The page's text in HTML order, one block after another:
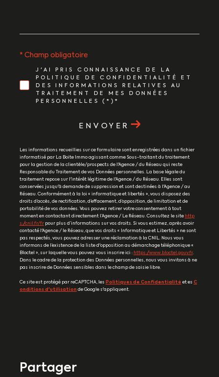
J'AI PRIS CONNAISSANCE DE LA
POLITIQUE DE CONFIDENTIALITÉ ET
DES INFORMATIONS RELATIVES AU
TRAITEMENT DE MES DONNÉES
PERSONNELLES (*)*
* Champ obligatoire
ENVOYER
Les informations recueillies sur ce formulaire sont enregistrées dans un fichier
informatisé par La Boite Immo agissant comme Sous-traitant du traitement
pour la gestion de la clientèle/prospects de l'Agence / du Réseau qui reste
Responsable du Traitement de vos Données personnelles. La base légale du
traitement repose sur l'intérêt légitime de l'Agence / du Réseau. Elles sont
conservées jusqu'à demande de suppression et sont destinées à l'Agence / au
Réseau. Conformément à la loi « informatique et libertés », vous disposez des
droits d’accès, de rectification, d’effacement, d’opposition, de limitation et de
portabilité de vos données. Vous pouvez retirer votre consentement à tout
moment en contactant directement l’Agence / Le Réseau. Consultez le site http
s://cnil.fr/fr pour plus d’informations sur vos droits. Si vous estimez, après avoir
contacté l'Agence / le Réseau, que vos droits « Informatique et Libertés » ne sont
pas respectés, vous pouvez adresser une réclamation à la CNIL. Nous vous
informons de l’existence de la liste d'opposition au démarchage téléphonique «
Bloctel », sur laquelle vous pouvez vous inscrire ici : https://www.bloctel.gouv.fr.
Dans le cadre de la protection des Données personnelles, nous vous invitons à ne
pas inscrire de Données sensibles dans le champ de saisie libre.
Ce site est protégé par reCAPTCHA, les Politiques de Confidentialité et es C
onditions d'utilisation de Google s'appliquent.
partager